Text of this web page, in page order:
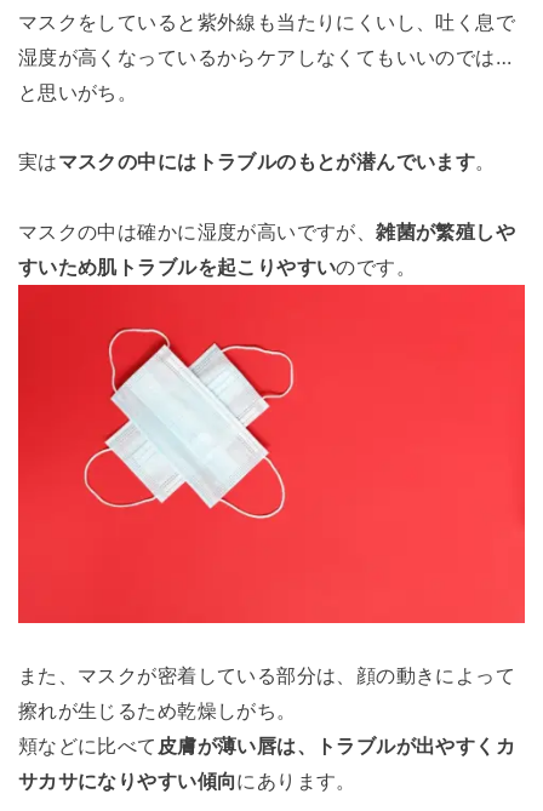
マスクをしていると紫外線も当たりにくいし、吐く息で
湿度が高くなっているからケアしなくてもいいのでは…
と思いがち。
実はマスクの中にはトラブルのもとが潜んでいます。
マスクの中は確かに湿度が高いですが、雑菌が繁殖しや
すいため肌トラブルを起こりやすいのです。
また、マスクが密着している部分は、顔の動きによって
擦れが生じるため乾燥しがち。
頬などに比べて 皮膚が薄い唇は、トラブルが出やすくカ
サカサになりやすい傾向にあります。